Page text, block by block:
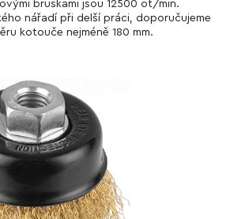
bruskami jsou 12500 ot/min.
nářadí při delší práci, doporučujeme
kotouče nejméně 180 mm.